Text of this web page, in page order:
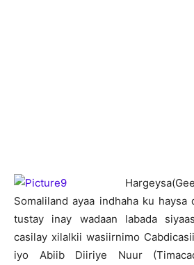
H
Somaliland ayaa indhaha ku haysa
tustay inay wadaan labada
casilay xilalkii wasiirnimo
iyo Abiib Diiriye Nuur